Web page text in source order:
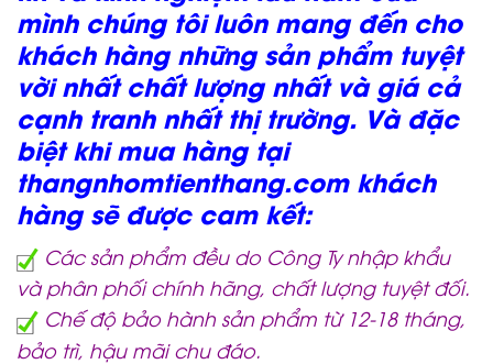
mình chúng tôi luôn mang đến cho
khách hàng những sản phẩm tuyệt
vời nhất chất lượng nhất và giá cả
cạnh tranh nhất thị trường. Và đặc
biệt khi mua hàng tại
thangnhomtienthang.com khách
hàng sẽ được cam kết:
Các sản phẩm đều do Công Ty nhập khẩu
và phân phối chính hãng, chất lượng tuyệt đối.
Chế độ bảo hành sản phẩm từ 12-18 tháng,
bảo trì, hậu mãi chu đáo.